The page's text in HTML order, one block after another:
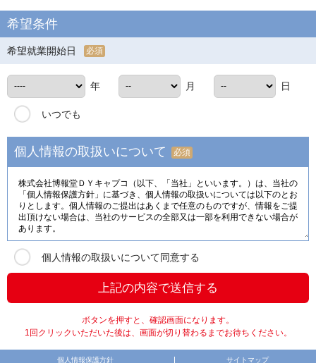
希望条件
希望就業開始日 必須
年 月 日
いつでも
個人情報の取扱いについて 必須
個人情報の取扱いについて同意する
ボタンを押すと、確認画面になります。
1回クリックいただいた後は、画面が切り替わるまでお待ちください。
個人情報保護方針 サイトマップ